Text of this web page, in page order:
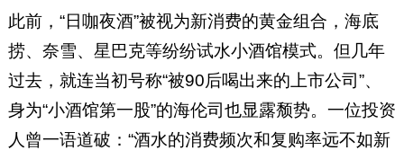
此前，“日咖夜酒”被视为新消费的黄金组合，海底
捞、奈雪、星巴克等纷纷试水小酒馆模式。但几年
过去，就连当初号称“被90后喝出来的上市公司”、
身为“小酒馆第一股”的海伦司也显露颓势。一位投资
人曾一语道破：“酒水的消费频次和复购率远不如新